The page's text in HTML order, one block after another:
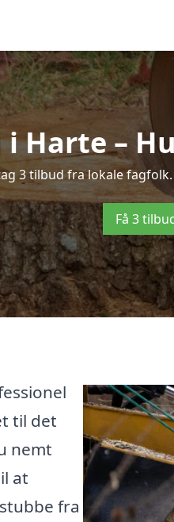
Harte –
3 tilbud fra lokale
Få 3
til det
nemt
at
fra